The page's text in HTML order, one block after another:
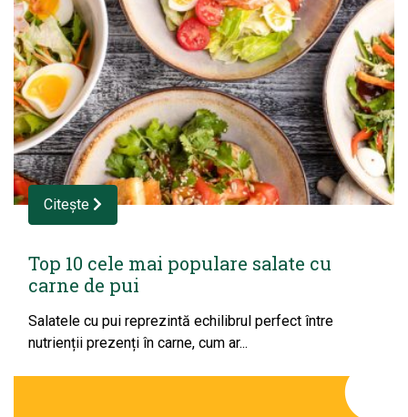
Citește
Top 10 cele mai populare salate cu
carne de pui
Salatele cu pui reprezintă echilibrul perfect între
nutrienții prezenți în carne, cum ar...